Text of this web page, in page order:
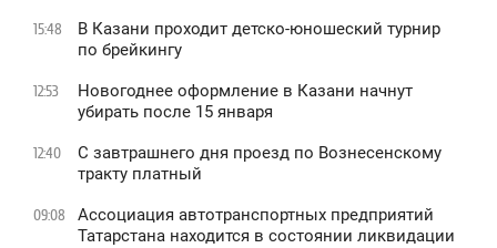
15:48
В Казани проходит детско-юношеский турнир
по брейкингу
12:53
Новогоднее оформление в Казани начнут
убирать после 15 января
12:40
С завтрашнего дня проезд по Вознесенскому
тракту платный
09:08
Ассоциация автотранспортных предприятий
Татарстана находится в состоянии ликвидации